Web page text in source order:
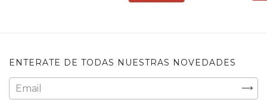
ENTERATE DE TODAS NUESTRAS NOVEDADES